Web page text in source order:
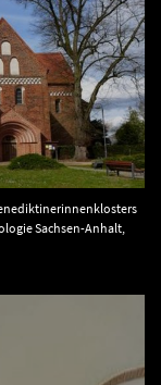
Sachsen-Anhalt,